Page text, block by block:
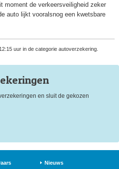
moment de verkeersveiligheid zeker
auto lijkt vooralsnog een kwetsbare
uur in de categorie autoverzekering.
en sluit de gekozen
Nieuws